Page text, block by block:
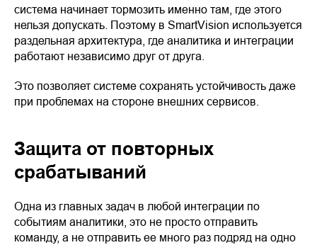
система начинает тормозить именно там, где этого
нельзя допускать. Поэтому в SmartVision используется
раздельная архитектура, где аналитика и интеграции
работают независимо друг от друга.
Это позволяет системе сохранять устойчивость даже
при проблемах на стороне внешних сервисов.
Защита от повторных
срабатываний
Одна из главных задач в любой интеграции по
событиям аналитики, это не просто отправить
команду, а не отправить ее много раз подряд на одно